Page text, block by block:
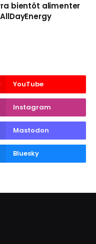
bientôt alimenter
YouTube
Instagram
Mastodon
Bluesky